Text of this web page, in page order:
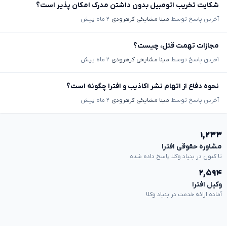
شکایت تخریب اتومبیل بدون داشتن مدرک امکان پذیر است؟
آخرین پاسخ توسط مینا مشایخی کرهرودی ۲ ماه پیش
مجازات تهمت قتل، چیست؟
آخرین پاسخ توسط مینا مشایخی کرهرودی ۲ ماه پیش
نحوه دفاع از اتهام نشر اکاذیب و افترا چگونه است؟
آخرین پاسخ توسط مینا مشایخی کرهرودی ۲ ماه پیش
۱,۲۳۳
مشاوره حقوقی افترا
تا کنون در بنیاد وکلا پاسخ داده شده
۲,۵۹۴
وکیل افترا
آماده ارائه خدمت در بنیاد وکلا